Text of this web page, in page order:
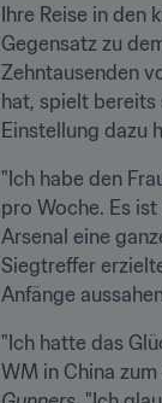
Ihre Reise in den
Gegensatz zu
Zehntausenden
hat, spielt bereits
Einstellung dazu
"Ich habe den
pro Woche. Es
Arsenal eine
Siegtreffer
Anfänge
"Ich hatte das